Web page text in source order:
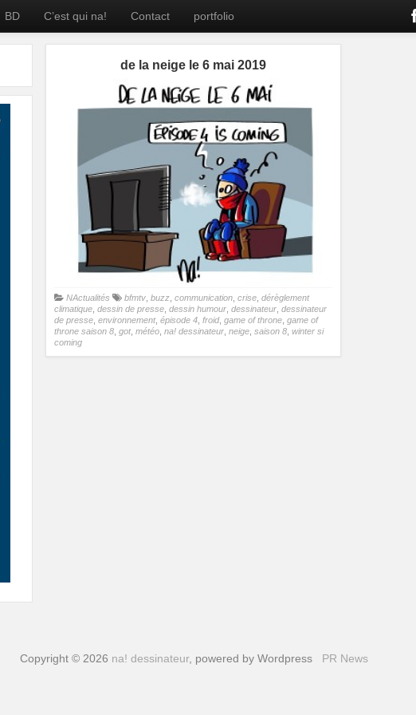
BD C’est qui na! Contact portfolio
de la neige le 6 mai 2019
NActualités bfmtv buzz communication crise dérèglement
climatique dessin de presse dessin humour dessinateur dessinateur
de presse environnement, épisode 4 froid, game of throne game of
throne saison 8 got, météo na! dessinateur neige saison 8 winter si
coming
Copyright © 2026 na! dessinateur, powered by Wordpress PR News